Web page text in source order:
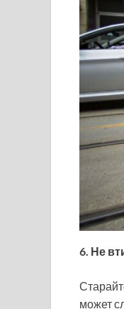
6. Не
может